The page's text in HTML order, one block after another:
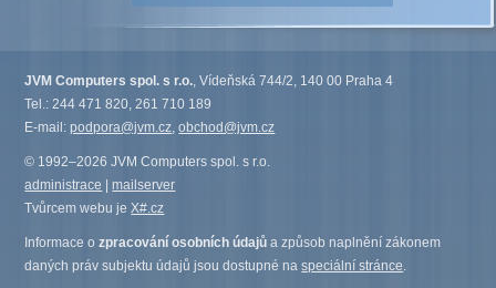
JVM Computers spol. s r.o. , Vídeňská 744/2, 140 00 Praha 4
Tel.: 244 471 820, 261 710 189
E-mail:podpora@jvm.cz ,obchod@jvm.cz
© 1992–2026 JVM Computers spol. s r.o.
administrace |mailserver
Tvůrcem webu jeX#.cz
Informace ozpracování osobních údajů a způsob naplnění zákonem
daných práv subjektu údajů jsou dostupné naspeciální stránce